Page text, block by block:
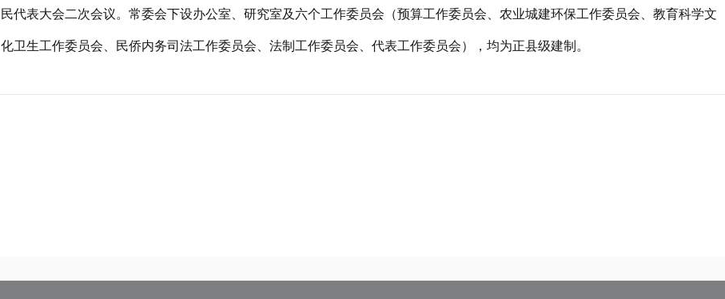
民代表大会二次会议。常委会下设办公室、研究室及六个工作委员会（预算工作委员会、农业城建环保工作委员会、教育科学文
化卫生工作委员会、民侨内务司法工作委员会、法制工作委员会、代表工作委员会），均为正县级建制。